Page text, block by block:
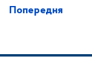
Попередня